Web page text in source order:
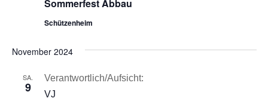
Sommerfest Abbau
Schützenheim
November 2024
SA.
9
Verantwortlich/Aufsicht:
VJ